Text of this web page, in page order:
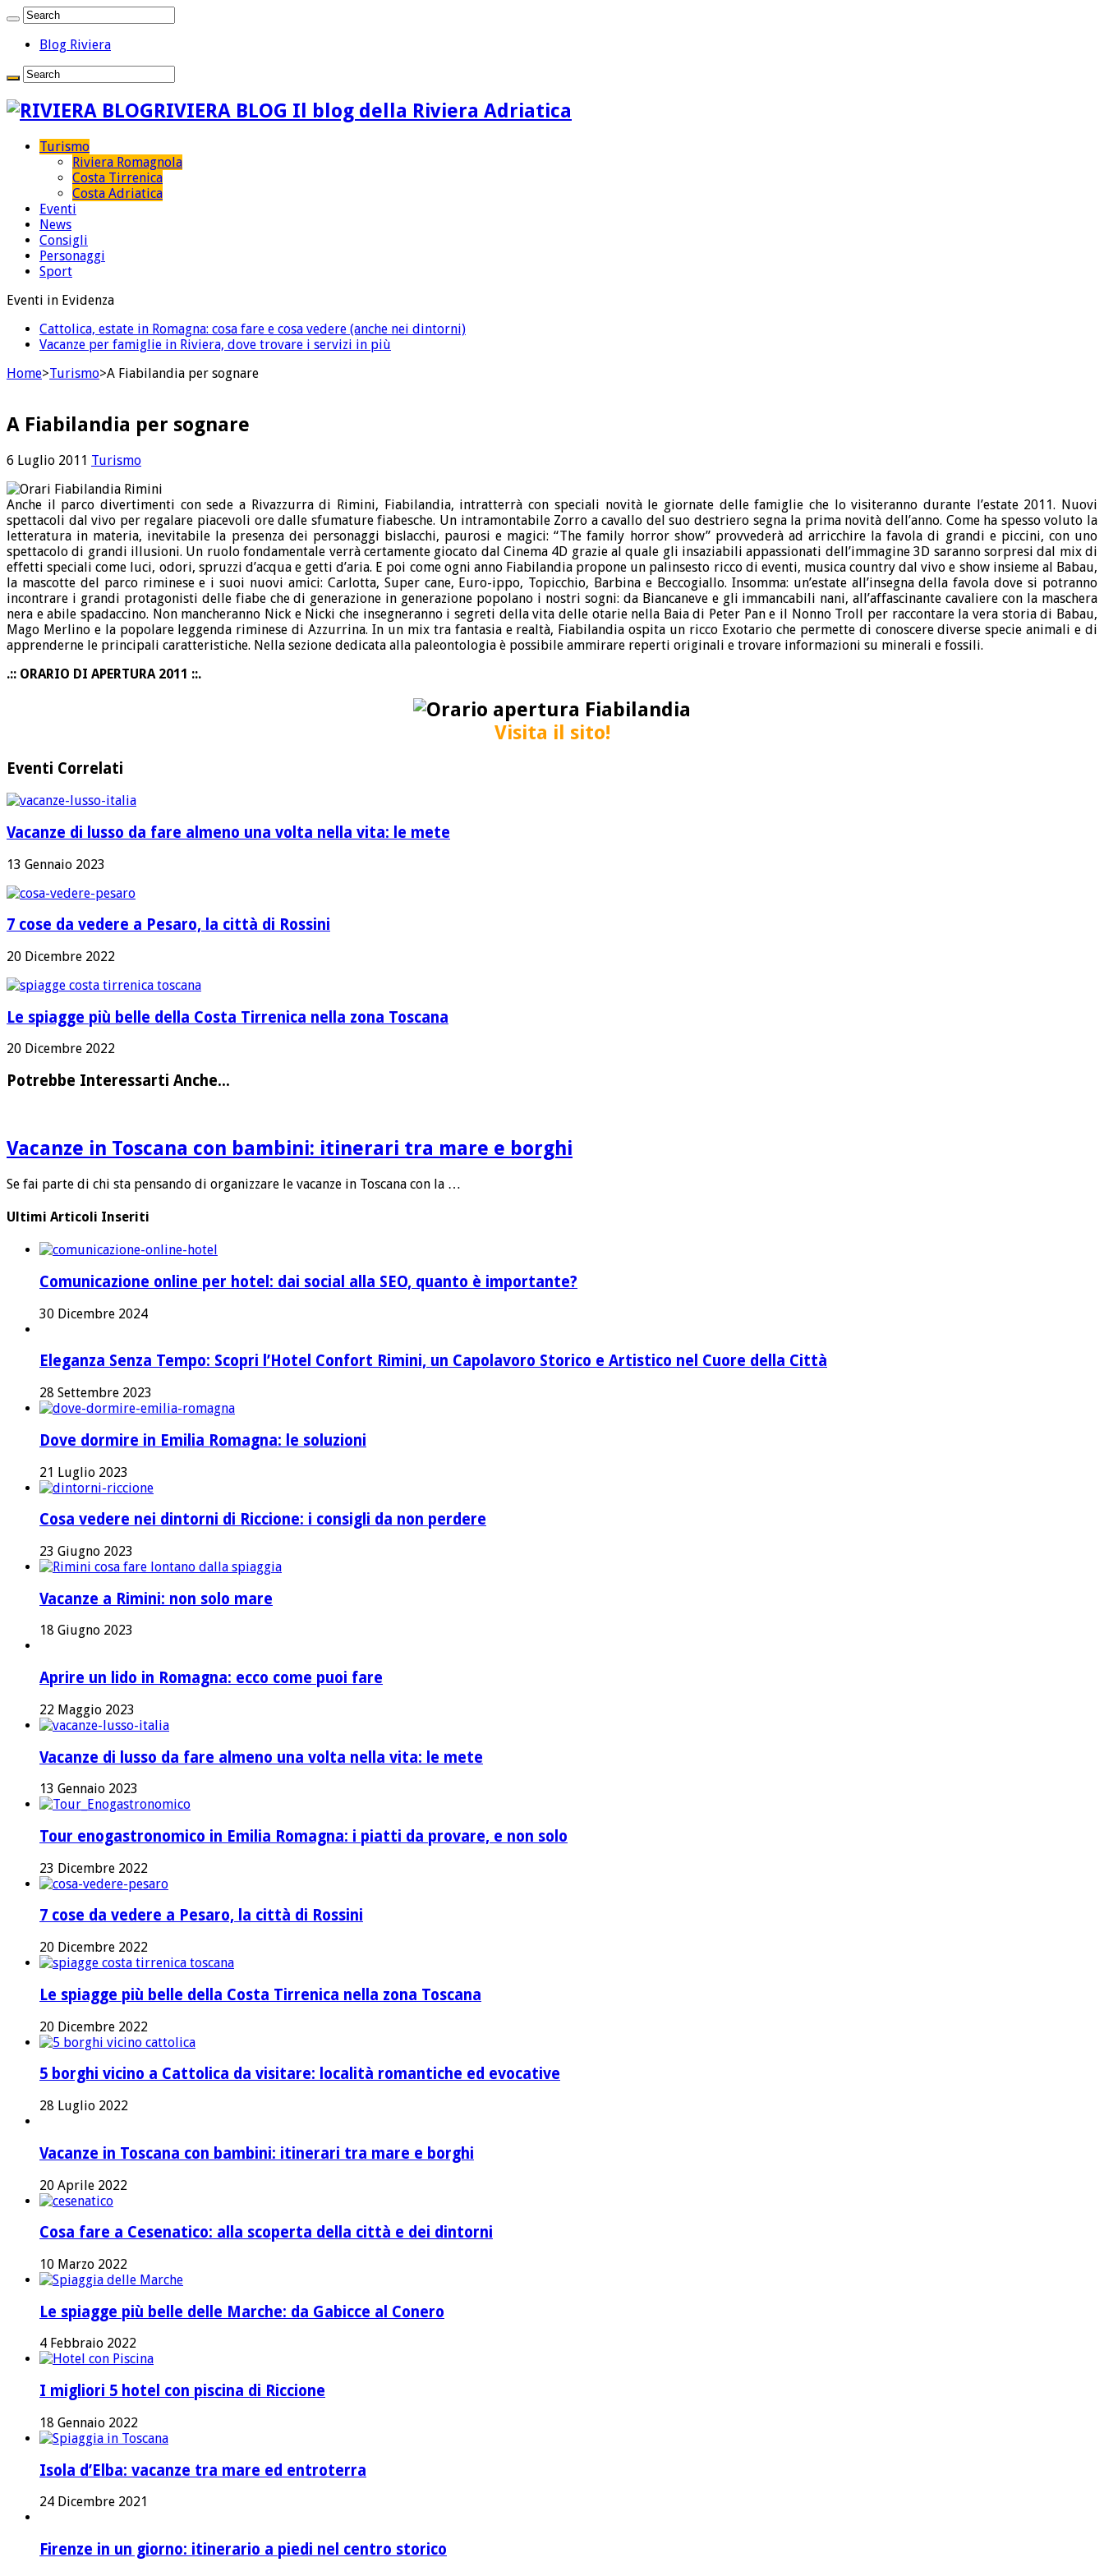
Blog Riviera
RIVIERA BLOG Il blog della Riviera Adriatica
Turismo
Riviera Romagnola
Costa Tirrenica
Costa Adriatica
Eventi
News
Consigli
Personaggi
Sport
Eventi in Evidenza
Cattolica, estate in Romagna: cosa fare e cosa vedere (anche nei dintorni)
Vacanze per famiglie in Riviera, dove trovare i servizi in più
Home>Turismo>A Fiabilandia per sognare
A Fiabilandia per sognare
6 Luglio 2011 Turismo
Anche il parco divertimenti con sede a Rivazzurra di Rimini, Fiabilandia, intratterrà con speciali novità le giornate delle famiglie che lo visiteranno durante l’estate 2011. Nuovi
spettacoli dal vivo per regalare piacevoli ore dalle sfumature fiabesche. Un intramontabile Zorro a cavallo del suo destriero segna la prima novità dell’anno. Come ha spesso voluto la
letteratura in materia, inevitabile la presenza dei personaggi bislacchi, paurosi e magici: “The family horror show” provvederà ad arricchire la favola di grandi e piccini, con uno
spettacolo di grandi illusioni. Un ruolo fondamentale verrà certamente giocato dal Cinema 4D grazie al quale gli insaziabili appassionati dell’immagine 3D saranno sorpresi dal mix di
effetti speciali come luci, odori, spruzzi d’acqua e getti d’aria. E poi come ogni anno Fiabilandia propone un palinsesto ricco di eventi, musica country dal vivo e show insieme al Babau,
la mascotte del parco riminese e i suoi nuovi amici: Carlotta, Super cane, Euro-ippo, Topicchio, Barbina e Beccogiallo. Insomma: un’estate all’insegna della favola dove si potranno
incontrare i grandi protagonisti delle fiabe che di generazione in generazione popolano i nostri sogni: da Biancaneve e gli immancabili nani, all’affascinante cavaliere con la maschera
nera e abile spadaccino. Non mancheranno Nick e Nicki che insegneranno i segreti della vita delle otarie nella Baia di Peter Pan e il Nonno Troll per raccontare la vera storia di Babau,
Mago Merlino e la popolare leggenda riminese di Azzurrina. In un mix tra fantasia e realtà, Fiabilandia ospita un ricco Exotario che permette di conoscere diverse specie animali e di
apprenderne le principali caratteristiche. Nella sezione dedicata alla paleontologia è possibile ammirare reperti originali e trovare informazioni su minerali e fossili.
.:: ORARIO DI APERTURA 2011 ::.
Visita il sito!
Eventi Correlati
Vacanze di lusso da fare almeno una volta nella vita: le mete
13 Gennaio 2023
7 cose da vedere a Pesaro, la città di Rossini
20 Dicembre 2022
Le spiagge più belle della Costa Tirrenica nella zona Toscana
20 Dicembre 2022
Potrebbe Interessarti Anche...
Vacanze in Toscana con bambini: itinerari tra mare e borghi
Se fai parte di chi sta pensando di organizzare le vacanze in Toscana con la …
Ultimi Articoli Inseriti
Comunicazione online per hotel: dai social alla SEO, quanto è importante?
30 Dicembre 2024
Eleganza Senza Tempo: Scopri l’Hotel Confort Rimini, un Capolavoro Storico e Artistico nel Cuore della Città
28 Settembre 2023
Dove dormire in Emilia Romagna: le soluzioni
21 Luglio 2023
Cosa vedere nei dintorni di Riccione: i consigli da non perdere
23 Giugno 2023
Vacanze a Rimini: non solo mare
18 Giugno 2023
Aprire un lido in Romagna: ecco come puoi fare
22 Maggio 2023
Vacanze di lusso da fare almeno una volta nella vita: le mete
13 Gennaio 2023
Tour enogastronomico in Emilia Romagna: i piatti da provare, e non solo
23 Dicembre 2022
7 cose da vedere a Pesaro, la città di Rossini
20 Dicembre 2022
Le spiagge più belle della Costa Tirrenica nella zona Toscana
20 Dicembre 2022
5 borghi vicino a Cattolica da visitare: località romantiche ed evocative
28 Luglio 2022
Vacanze in Toscana con bambini: itinerari tra mare e borghi
20 Aprile 2022
Cosa fare a Cesenatico: alla scoperta della città e dei dintorni
10 Marzo 2022
Le spiagge più belle delle Marche: da Gabicce al Conero
4 Febbraio 2022
I migliori 5 hotel con piscina di Riccione
18 Gennaio 2022
Isola d’Elba: vacanze tra mare ed entroterra
24 Dicembre 2021
Firenze in un giorno: itinerario a piedi nel centro storico